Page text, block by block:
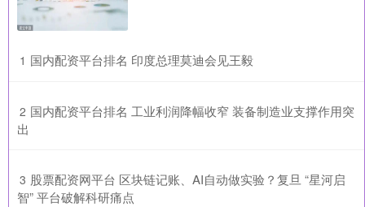
1 ​国内配资平台排名 印度总理莫迪会见王毅
2 ​国内配资平台排名 工业利润降幅收窄 装备制造业支撑作用突
出
3 ​股票配资网平台 区块链记账、AI自动做实验？复旦 “星河启
智” 平台破解科研痛点